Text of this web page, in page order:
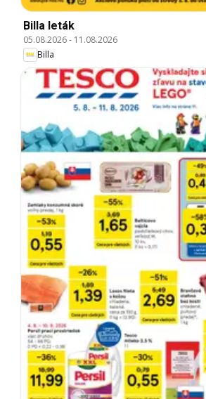
Billa leták
05.08.2026- 11.08.2026
Billa